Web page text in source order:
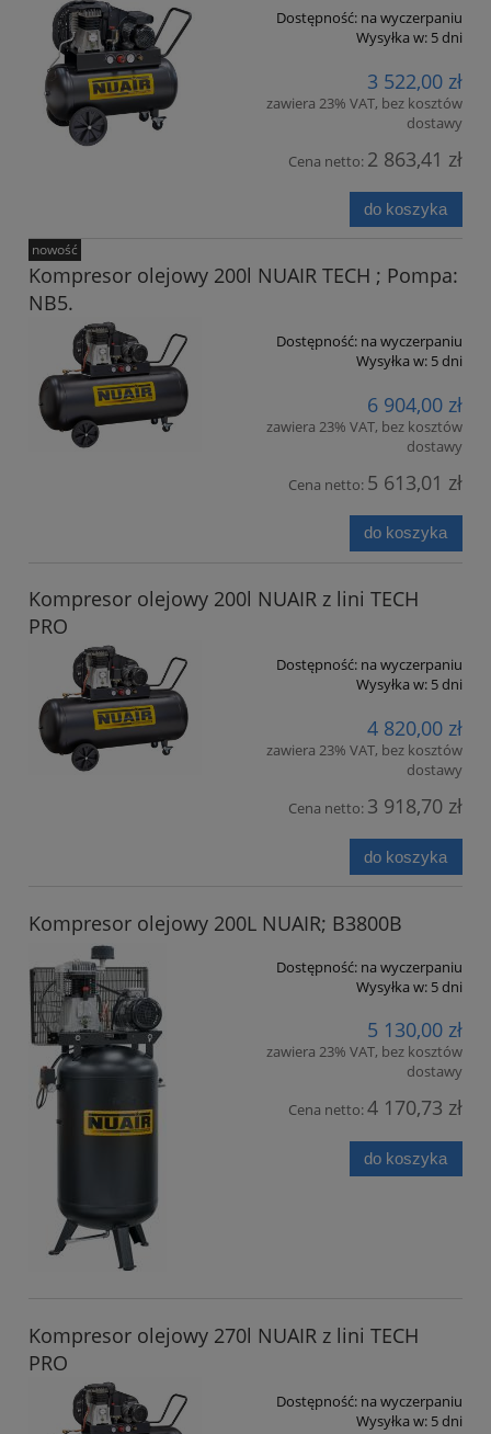
Dostępność: na wyczerpaniu
Wysyłka w: 5 dni
3 522,00 zł
zawiera 23% VAT, bez kosztów
dostawy
Cena netto: 2 863,41 zł
do koszyka
Kompresor olejowy 200l NUAIR TECH ; Pompa:
NB5.
Dostępność: na wyczerpaniu
Wysyłka w: 5 dni
6 904,00 zł
zawiera 23% VAT, bez kosztów
dostawy
Cena netto: 5 613,01 zł
do koszyka
nowość
Kompresor olejowy 200l NUAIR z lini TECH
PRO
Dostępność: na wyczerpaniu
Wysyłka w: 5 dni
4 820,00 zł
zawiera 23% VAT, bez kosztów
dostawy
Cena netto: 3 918,70 zł
do koszyka
Kompresor olejowy 200L NUAIR; B3800B
Dostępność: na wyczerpaniu
Wysyłka w: 5 dni
5 130,00 zł
zawiera 23% VAT, bez kosztów
dostawy
Cena netto:4 170,73 zł
do koszyka
Kompresor olejowy 270l NUAIR z lini TECH
PRO
Dostępność: na wyczerpaniu
Wysyłka w: 5 dni